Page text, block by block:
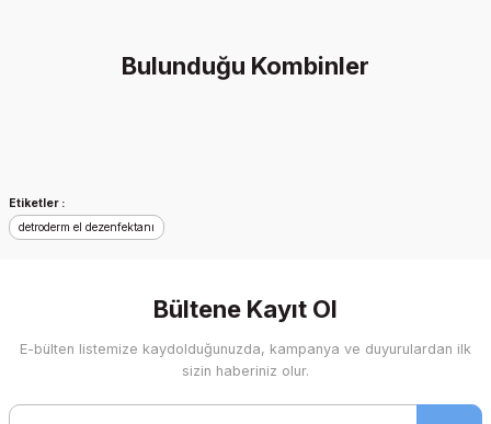
Detro Lotion El ve Cilt Kremi 500mL
261,67 TL
Bulunduğu Kombinler
Etiketler :
detroderm el dezenfektanı
Bültene Kayıt Ol
E-bülten listemize kaydolduğunuzda, kampanya ve duyurulardan ilk
sizin haberiniz olur.